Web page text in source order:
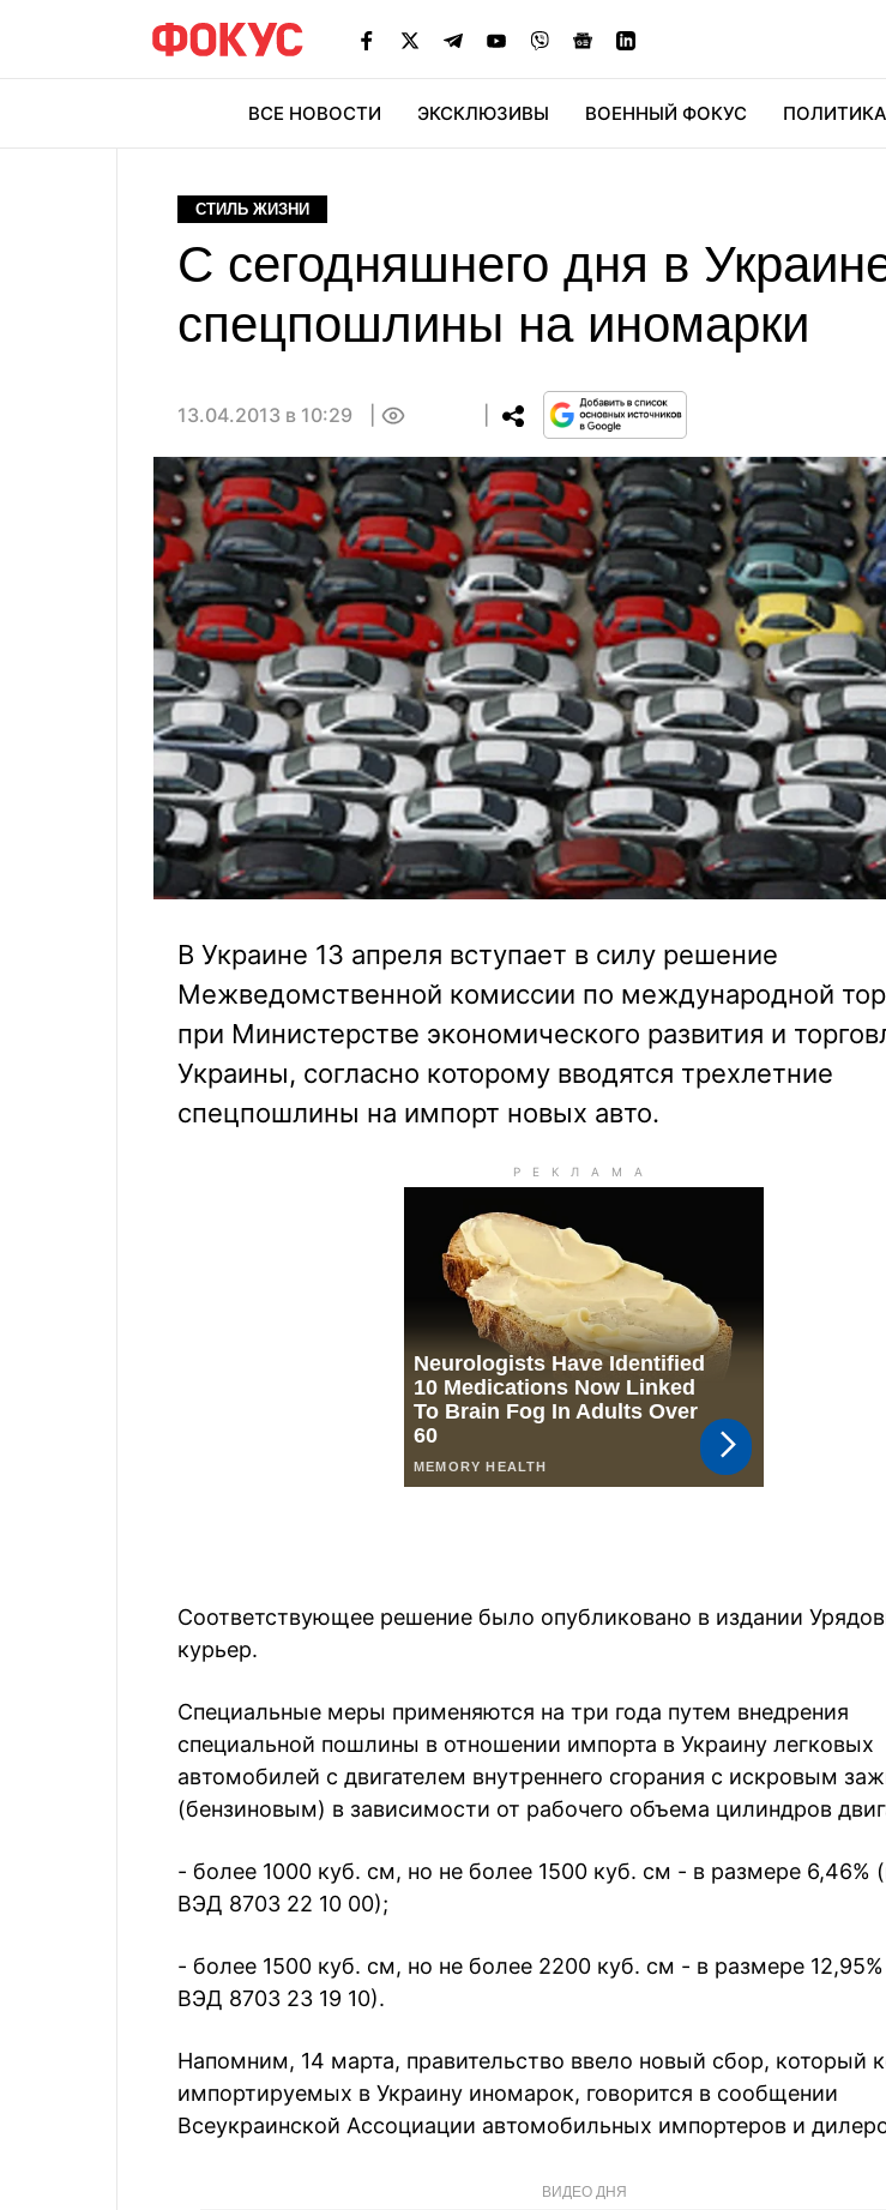
ВСЕ НОВОСТИ ЭКСКЛЮЗИВЫ ВОЕННЫЙ ФОКУС ПОЛИТИКА
СТИЛЬ ЖИЗНИ
С сегодняшнего дня в
спецпошлины на иномарки
13.04.2013 в 10:29
В Украине 13 апреля вступает в силу решение
Межведомственной комиссии по международной
при Министерстве экономического развития и
Украины, согласно которому вводятся трехлетние
спецпошлины на импорт новых авто.
Соответствующее решение было опубликовано в издании
курьер.
Специальные меры применяются на три года путем внедрения
специальной пошлины в отношении импорта в Украину легковых
автомобилей с двигателем внутреннего сгорания с искровым
(бензиновым) в зависимости от рабочего объема цилиндров
- более 1000 куб. см, но не более 1500 куб. см - в размере 6,46%
ВЭД 8703 22 10 00);
- более 1500 куб. см, но не более 2200 куб. см - в размере
ВЭД 8703 23 19 10).
Напомним, 14 марта, правительство ввело новый сбор, который
импортируемых в Украину иномарок, говорится в сообщении
Всеукраинской Ассоциации автомобильных импортеров и
ВИДЕО ДНЯ